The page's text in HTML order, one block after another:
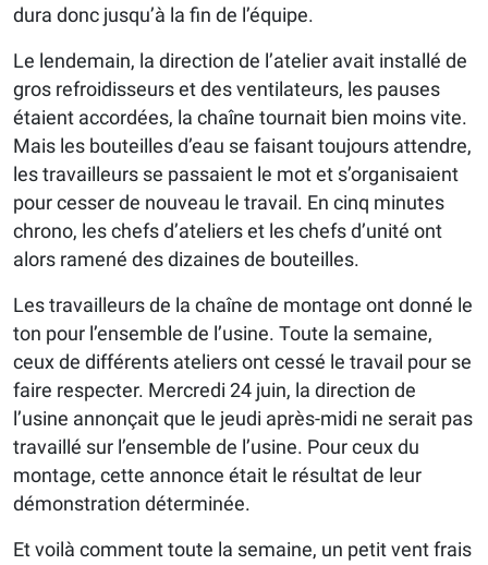
dura donc jusqu’à la fin de l’équipe.
Le lendemain, la direction de l’atelier avait installé de
gros refroidisseurs et des ventilateurs, les pauses
étaient accordées, la chaîne tournait bien moins vite.
Mais les bouteilles d’eau se faisant toujours attendre,
les travailleurs se passaient le mot et s’organisaient
pour cesser de nouveau le travail. En cinq minutes
chrono, les chefs d’ateliers et les chefs d’unité ont
alors ramené des dizaines de bouteilles.
Les travailleurs de la chaîne de montage ont donné le
ton pour l’ensemble de l’usine. Toute la semaine,
ceux de différents ateliers ont cessé le travail pour se
faire respecter. Mercredi 24 juin, la direction de
l’usine annonçait que le jeudi après-midi ne serait pas
travaillé sur l’ensemble de l’usine. Pour ceux du
montage, cette annonce était le résultat de leur
démonstration déterminée.
Et voilà comment toute la semaine, un petit vent frais